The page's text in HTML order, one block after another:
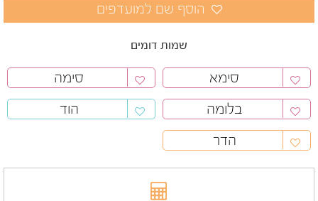
שמות דומים
סימא
סימה
בלומה
הוד
הדר